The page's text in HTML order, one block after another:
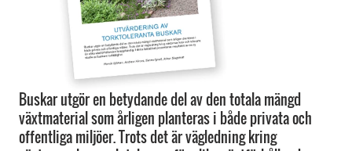
Buskar utgör en betydande del av den totala mängd
växtmaterial som årligen planteras i både privata och
offentliga miljöer. Trots det är vägledning kring